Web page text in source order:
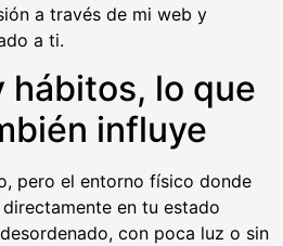
a través de mi web y
a ti.
hábitos, lo que
influye
pero el entorno físico donde
en tu estado
con poca luz o sin